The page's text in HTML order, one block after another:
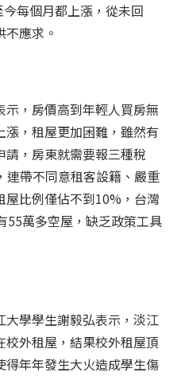
每個月都上漲，從未回
應求。
，房價高到年輕人買房無
，租屋更加困難，雖然有
，房東就需要報三種稅
帶不同意租客設籍、嚴重
比例僅佔不到10%，台灣
55萬多空屋，缺乏政策工具
學學生謝毅弘表示，淡江
外租屋，結果校外租屋頂
年年發生大火造成學生傷